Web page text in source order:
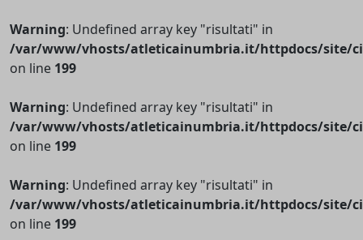
Warning: Undefined array key "risultati" in
/var/www/vhosts/atleticainumbria.it/httpdocs/site/
on line 199
Warning: Undefined array key "risultati" in
/var/www/vhosts/atleticainumbria.it/httpdocs/site/
on line 199
Warning: Undefined array key "risultati" in
/var/www/vhosts/atleticainumbria.it/httpdocs/site/
on line 199